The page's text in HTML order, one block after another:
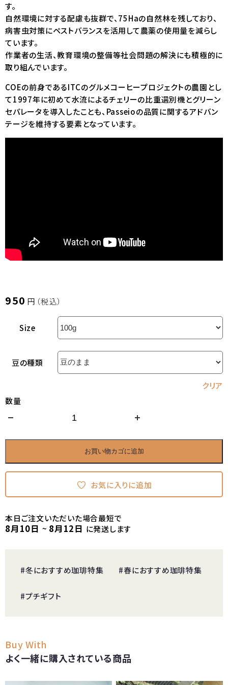
す。
自然環境に対する配慮も抜群で、75Haの自然林を残しており、
病害虫対策にペストバランスを活用して農薬の使用量を減らし
ています。
作業者の生活、教育環境の整備等社会問題の解決にも積極的に
取り組んでいます。
COEの前身であるITCのグルメコーヒープロジェクトの農園とし
て1997年に初めて水流によるチェリーの比重選別機とグリーン
セパレータを導入したことも、Passeioの品質に関するアドバン
テージを維持する要素となっています。
950 円（税込）
Size
豆の種類
クリア
数量
お買い物カゴに追加
お気に入りに追加
本日ご注文いただいた場合最短で
8月10日 ~ 8月12日 に発送します
#冬におすすめ珈琲特集 #春におすすめ珈琲特集
#プチギフト
Buy With
よく一緒に購入されている商品